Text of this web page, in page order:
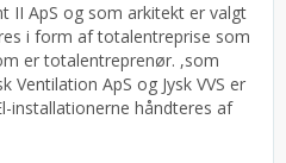
II ApS og som arkitekt er valgt
i form af totalentreprise som
er totalentreprenør. ,som
Ventilation ApS og Jysk VVS er
installationerne håndteres af